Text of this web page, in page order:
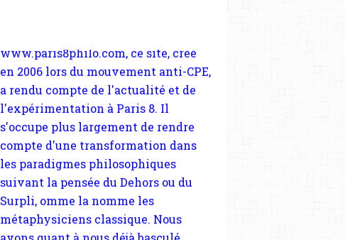
s'occupe plus largement de rendre
compte d'une transformation dans
les paradigmes philosophiques
suivant la pensée du Dehors ou du
Surpli, omme la nomme les
métaphysiciens classique. Nous
avons quant à nous déjà basculé
d'emblée dans la modernité
quantique, résolvant la plupart des
impasses philosophique du WWe
siècle. Cette pensée hors contrat est